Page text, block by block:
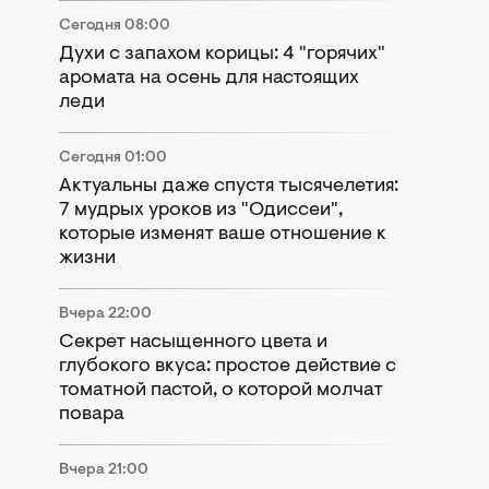
Сегодня 08:00
Духи с запахом корицы: 4 "горячих"
аромата на осень для настоящих
леди
Сегодня 01:00
Актуальны даже спустя тысячелетия:
7 мудрых уроков из "Одиссеи",
которые изменят ваше отношение к
жизни
Вчера 22:00
Секрет насыщенного цвета и
глубокого вкуса: простое действие с
томатной пастой, о которой молчат
повара
Вчера 21:00